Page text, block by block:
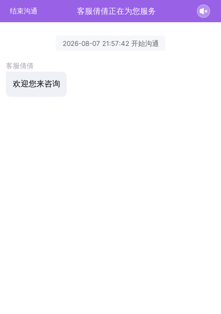
结束沟通 客服倩倩正在为您服务
2026-08-07 21:57:42 开始沟通
客服倩倩
欢迎您来咨询